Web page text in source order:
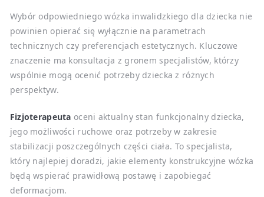
Wybór odpowiedniego wózka inwalidzkiego dla dziecka nie
powinien opierać się wyłącznie na parametrach
technicznych czy preferencjach estetycznych. Kluczowe
znaczenie ma konsultacja z gronem specjalistów, którzy
wspólnie mogą ocenić potrzeby dziecka z różnych
perspektyw.
Fizjoterapeuta oceni aktualny stan funkcjonalny dziecka,
jego możliwości ruchowe oraz potrzeby w zakresie
stabilizacji poszczególnych części ciała. To specjalista,
który najlepiej doradzi, jakie elementy konstrukcyjne wózka
będą wspierać prawidłową postawę i zapobiegać
deformacjom.